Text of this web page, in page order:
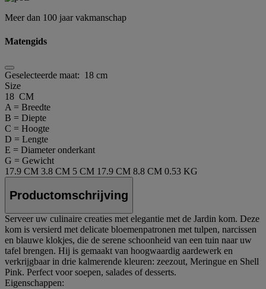
Meer dan 100 jaar vakmanschap
Matengids
Geselecteerde maat: 18 cm
Size
18 CM
A = Breedte
B = Diepte
C = Hoogte
D = Lengte
E = Diameter onderkant
G = Gewicht
17.9 CM 3.8 CM 5 CM 17.9 CM 8.8 CM 0.53 KG
Productomschrijving
Serveer uw culinaire creaties met elegantie met de Jardin kom. Deze
kom is versierd met delicate bloemenpatronen met tulpen, narcissen
en blauwe klokjes, die de serene schoonheid van een tuin naar uw
tafel brengen. Hij is gemaakt van hoogwaardig aardewerk en
verkrijgbaar in drie kalmerende kleuren: zeezout, Meringue en Shell
Pink. Perfect voor soepen, salades of desserts.
Eigenschappen: